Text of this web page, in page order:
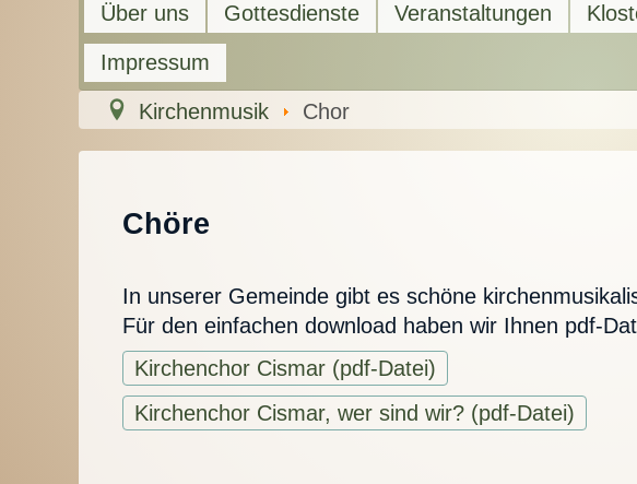
Über uns Gottesdienste Veranstaltungen
Impressum
Kirchenmusik Chor
Chöre
In unserer Gemeinde gibt es schöne
Für den einfachen download haben wir Ihnen pdf-
Kirchenchor Cismar (pdf-Datei)
Kirchenchor Cismar, wer sind wir? (pdf-Datei)